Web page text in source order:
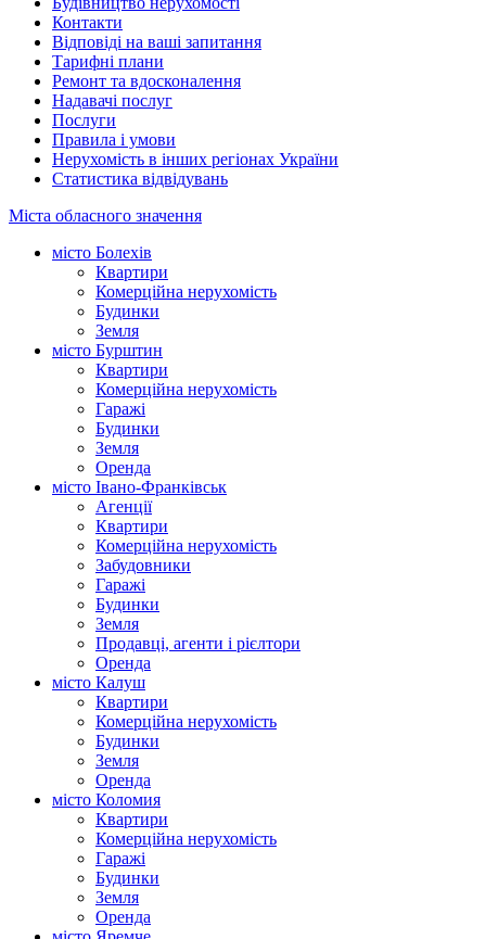
Контакти
Відповіді на ваші запитання
Тарифні плани
Ремонт та вдосконалення
Надавачі послуг
Послуги
Правила і умови
Нерухомість в інших регіонах України
Статистика відвідувань
Міста обласного значення
місто Болехів
Квартири
Комерційна нерухомість
Будинки
Земля
місто Бурштин
Квартири
Комерційна нерухомість
Гаражі
Будинки
Земля
Оренда
місто Івано-Франківськ
Агенції
Квартири
Комерційна нерухомість
Забудовники
Гаражі
Будинки
Земля
Продавці, агенти і рієлтори
Оренда
місто Калуш
Квартири
Комерційна нерухомість
Будинки
Земля
Оренда
місто Коломия
Квартири
Комерційна нерухомість
Гаражі
Будинки
Земля
Оренда